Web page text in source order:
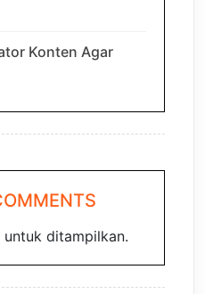
Konten Agar
ditampilkan.